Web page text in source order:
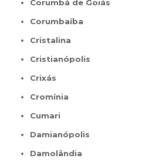
Corumbá de Goiás
Corumbaíba
Cristalina
Cristianópolis
Crixás
Cromínia
Cumari
Damianópolis
Damolândia